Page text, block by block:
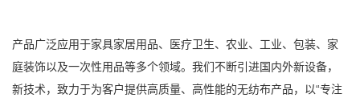
产品广泛应用于家具家居用品、医疗卫生、农业、工业、包装、家
庭装饰以及一次性用品等多个领域。我们不断引进国内外新设备，
新技术，致力于为客户提供高质量、高性能的无纺布产品，以“专注